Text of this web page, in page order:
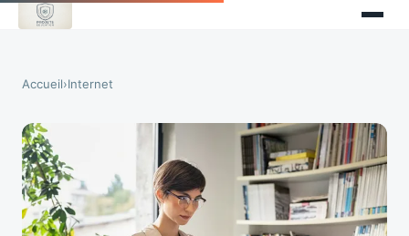
Accueil›Internet